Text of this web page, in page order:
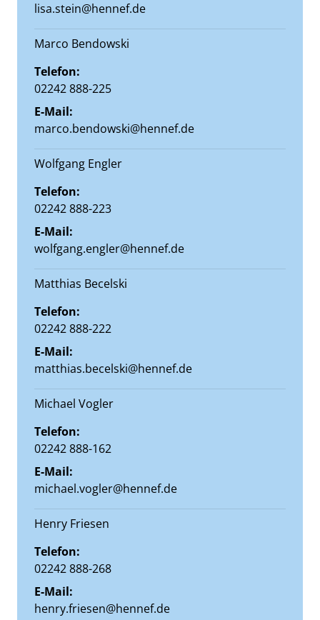
lisa.stein@hennef.de
Marco Bendowski
Telefon:
02242 888-225
E-Mail:
marco.bendowski@hennef.de
Wolfgang Engler
Telefon:
02242 888-223
E-Mail:
wolfgang.engler@hennef.de
Matthias Becelski
Telefon:
02242 888-222
E-Mail:
matthias.becelski@hennef.de
Michael Vogler
Telefon:
02242 888-162
E-Mail:
michael.vogler@hennef.de
Henry Friesen
Telefon:
02242 888-268
E-Mail:
henry.friesen@hennef.de